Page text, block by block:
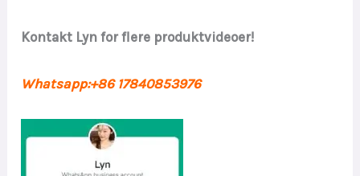
Kontakt Lyn for flere produktvideoer!
Whatsapp:+86 17840853976